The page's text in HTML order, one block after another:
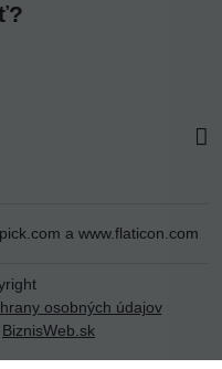
a www.flaticon.com
osobných údajov
BiznisWeb.sk